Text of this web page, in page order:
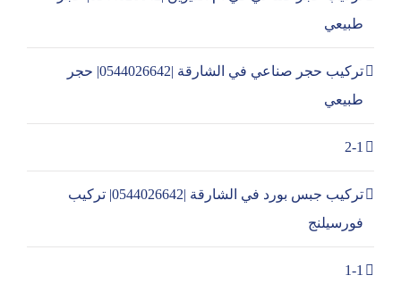
طبيعي
تركيب حجر صناعي في الشارقة |0544026642| حجر
طبيعي
2-1
تركيب جبس بورد في الشارقة |0544026642| تركيب
فورسيلنج
1-1